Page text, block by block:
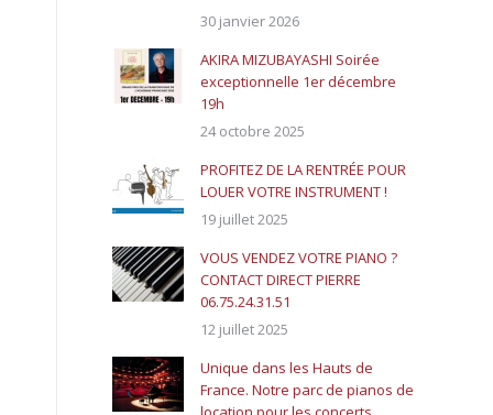
30 janvier 2026
AKIRA MIZUBAYASHI Soirée
exceptionnelle 1er décembre
19h
24 octobre 2025
PROFITEZ DE LA RENTRÉE POUR
LOUER VOTRE INSTRUMENT !
19 juillet 2025
VOUS VENDEZ VOTRE PIANO ?
CONTACT DIRECT PIERRE
06.75.24.31.51
12 juillet 2025
Unique dans les Hauts de
France. Notre parc de pianos de